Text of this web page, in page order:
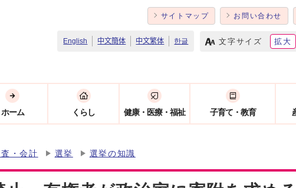
サイトマップ お問い合わせ
English 中文簡体 中文繁体 한글 文字サイズ 拡大
ホーム くらし 健康・医療・福祉 子育て・教育
・会計 選挙 選挙の知識